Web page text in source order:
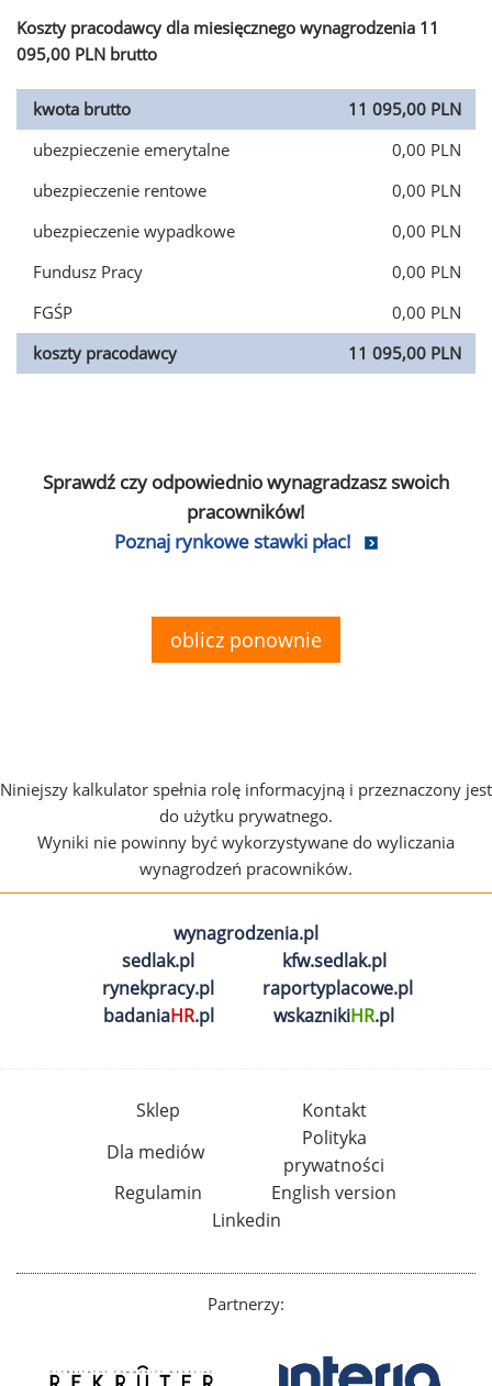
Koszty pracodawcy dla miesięcznego wynagrodzenia 11
095,00 PLN brutto
kwota brutto
11 095,00 PLN
ubezpieczenie emerytalne
0,00 PLN
ubezpieczenie rentowe
0,00 PLN
ubezpieczenie wypadkowe
0,00 PLN
Fundusz Pracy
0,00 PLN
FGŚP
0,00 PLN
koszty pracodawcy
11 095,00 PLN
Sprawdź czy odpowiednio wynagradzasz swoich
pracowników!
Poznaj rynkowe stawki płac!
oblicz ponownie
Niniejszy kalkulator spełnia rolę informacyjną i przeznaczony jest
do użytku prywatnego.
Wyniki nie powinny być wykorzystywane do wyliczania
wynagrodzeń pracowników.
wynagrodzenia.pl
sedlak.pl
kfw.sedlak.pl
rynekpracy.pl
raportyplacowe.pl
badaniaHR.pl wskaznikiHR.pl
Sklep
Kontakt
Dla mediów
Polityka
prywatności
Regulamin
English version
Linkedin
Partnerzy: